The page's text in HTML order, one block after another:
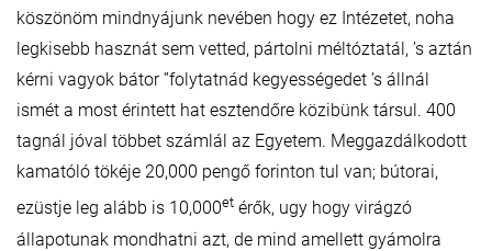
köszönöm mindnyájunk nevében hogy ez Intézetet, noha
legkisebb hasznát sem vetted, pártolni méltóztatál, ’s aztán
kérni vagyok bátor ”folytatnád kegyességedet ’s állnál
ismét a most érintett hat esztendőre közibünk társul. 400
tagnál jóval többet számlál az Egyetem. Meggazdálkodott
kamatóló tökéje 20,000 pengő forinton tul van; bútorai,
ezüstje leg alább is 10,000et érők, ugy hogy virágzó
állapotunak mondhatni azt, de mind amellett gyámolra